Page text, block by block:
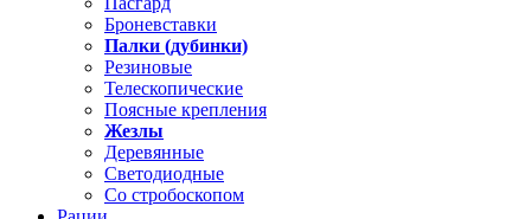
Броневставки
Палки (дубинки)
Резиновые
Телескопические
Поясные крепления
Жезлы
Деревянные
Светодиодные
Со стробоскопом